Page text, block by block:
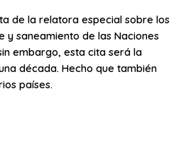
de la relatora especial sobre los
y saneamiento de las Naciones
embargo, esta cita será la
década. Hecho que también
países.